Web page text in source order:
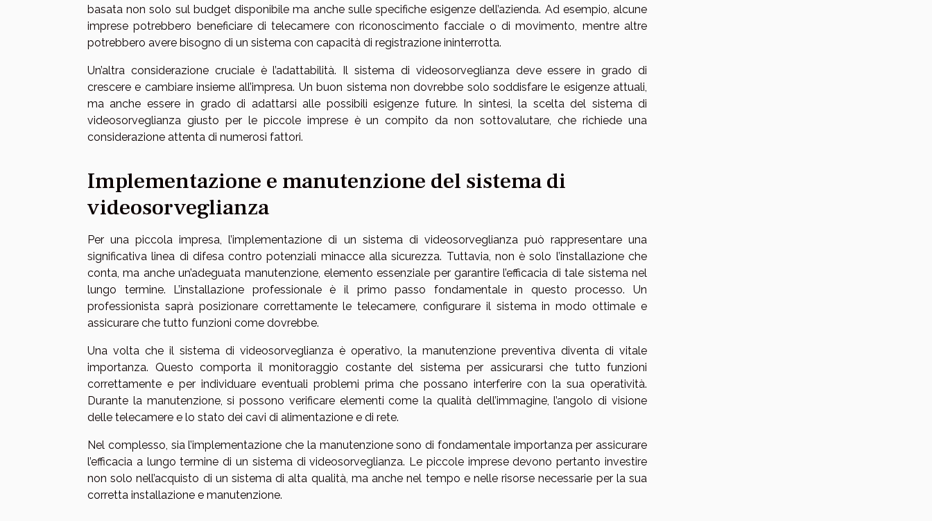
basata non solo sul budget disponibile ma anche sulle specifiche esigenze dell’azienda. Ad esempio, alcune
imprese potrebbero beneficiare di telecamere con riconoscimento facciale o di movimento, mentre altre
potrebbero avere bisogno di un sistema con capacità di registrazione ininterrotta.
Un’altra considerazione cruciale è l’adattabilità. Il sistema di videosorveglianza deve essere in grado di
crescere e cambiare insieme all’impresa. Un buon sistema non dovrebbe solo soddisfare le esigenze attuali,
ma anche essere in grado di adattarsi alle possibili esigenze future. In sintesi, la scelta del sistema di
videosorveglianza giusto per le piccole imprese è un compito da non sottovalutare, che richiede una
considerazione attenta di numerosi fattori.
Implementazione e manutenzione del sistema di
videosorveglianza
Per una piccola impresa, l’implementazione di un sistema di videosorveglianza può rappresentare una
significativa linea di difesa contro potenziali minacce alla sicurezza. Tuttavia, non è solo l’installazione che
conta, ma anche un’adeguata manutenzione, elemento essenziale per garantire l’efficacia di tale sistema nel
lungo termine. L’installazione professionale è il primo passo fondamentale in questo processo. Un
professionista saprà posizionare correttamente le telecamere, configurare il sistema in modo ottimale e
assicurare che tutto funzioni come dovrebbe.
Una volta che il sistema di videosorveglianza è operativo, la manutenzione preventiva diventa di vitale
importanza. Questo comporta il monitoraggio costante del sistema per assicurarsi che tutto funzioni
correttamente e per individuare eventuali problemi prima che possano interferire con la sua operatività.
Durante la manutenzione, si possono verificare elementi come la qualità dell’immagine, l’angolo di visione
delle telecamere e lo stato dei cavi di alimentazione e di rete.
Nel complesso, sia l’implementazione che la manutenzione sono di fondamentale importanza per assicurare
l’efficacia a lungo termine di un sistema di videosorveglianza. Le piccole imprese devono pertanto investire
non solo nell’acquisto di un sistema di alta qualità, ma anche nel tempo e nelle risorse necessarie per la sua
corretta installazione e manutenzione.